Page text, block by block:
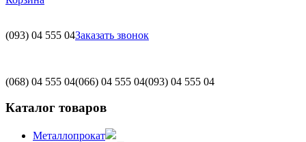
(093) 04 555 04Заказать звонок
(068) 04 555 04(066) 04 555 04(093) 04 555 04
Каталог товаров
Металлопрокат